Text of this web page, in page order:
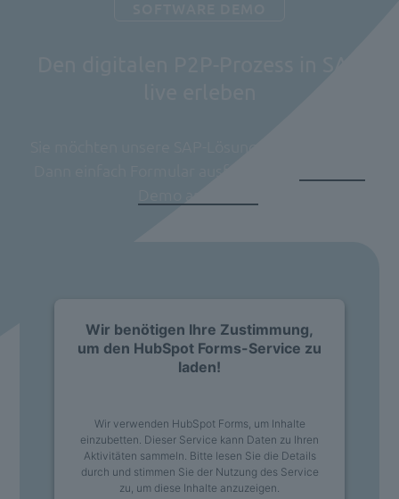
Wir benötigen Ihre Zustimmung,
um den HubSpot Forms-Service zu
laden!
Wir verwenden HubSpot Forms, um Inhalte
einzubetten. Dieser Service kann Daten zu Ihren
Aktivitäten sammeln. Bitte lesen Sie die Details
durch und stimmen Sie der Nutzung des Service
zu, um diese Inhalte anzuzeigen.